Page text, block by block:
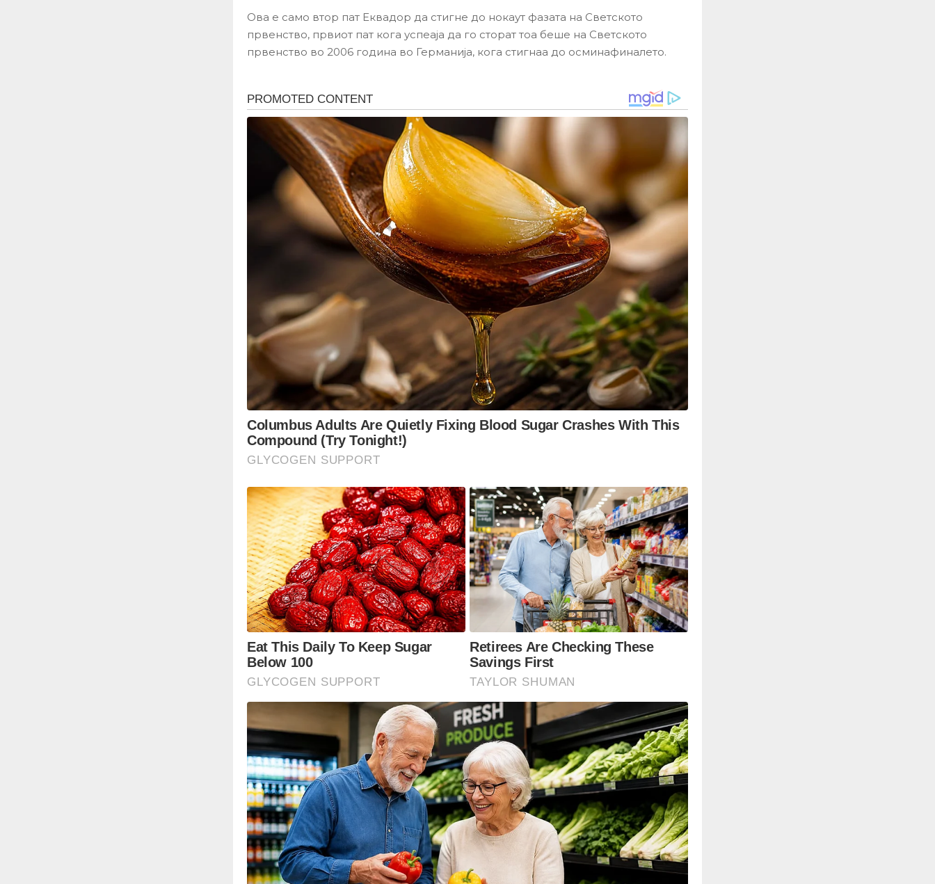
Ова е само втор пат Еквадор да стигне до нокаут фазата на Светското
првенство, првиот пат кога успеаја да го сторат тоа беше на Светското
првенство во 2006 година во Германија, кога стигнаа до осминафиналето.